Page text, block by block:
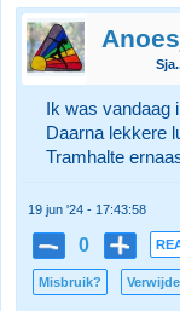
Ik was
Daarna lekkere
Tramhalte
19 jun '24 - 17:43:58
0
Misbruik?